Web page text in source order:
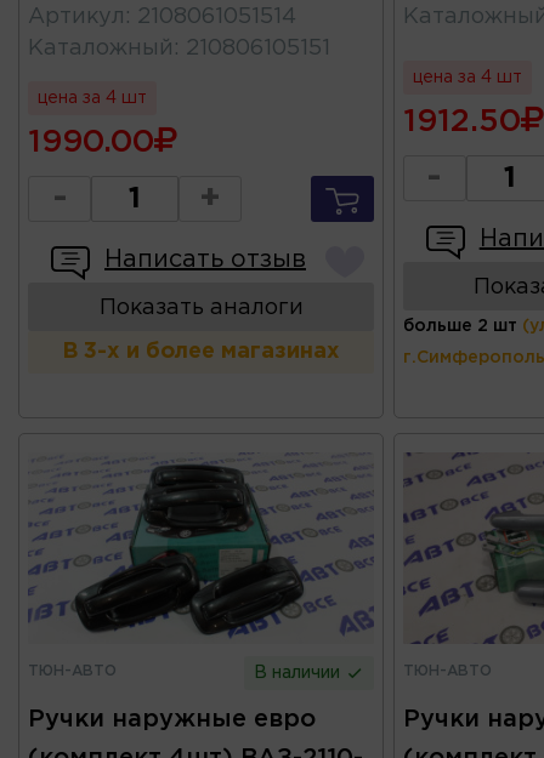
Артикул : 2108061051514
Каталожный : 210806105151
цена за 4 шт
1990.00
- +
Написать отзыв
Показать аналоги
В 3-х и более магазинах
цена за 4 шт
1912.50
-
больше 2 шт
ТЮН-АВТО В наличии
Ручки наружные евро
ТЮН-АВТО
Ручки